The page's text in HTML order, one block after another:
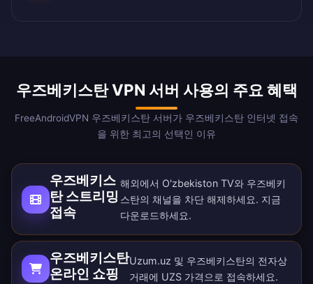
우즈베키스탄 VPN 서버 사용의 주요 혜택
FreeAndroidVPN 우즈베키스탄 서버가 우즈베키스탄 인터넷 접속
을 위한 최고의 선택인 이유
우즈베키스
탄 스트리밍
접속
해외에서 O'zbekiston TV와 우즈베키
스탄의 채널을 차단 해제하세요. 지금
다운로드하세요.
우즈베키스탄
온라인 쇼핑
Uzum.uz 및 우즈베키스탄의 전자상
거래에 UZS 가격으로 접속하세요.